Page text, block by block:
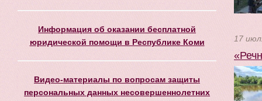
Информация об оказании бесплатной
юридической помощи в Республике Коми
Видео-материалы по вопросам защиты
персональных данных несовершеннолетних
17